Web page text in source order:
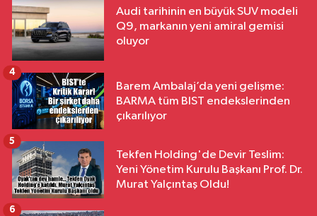
Audi tarihinin en büyük SUV modeli
Q9, markanın yeni amiral gemisi
oluyor
Barem Ambalaj’da yeni gelişme:
BARMA tüm BIST endekslerinden
çıkarılıyor
4
Tekfen Holding'de Devir Teslim:
Yeni Yönetim Kurulu Başkanı Prof. Dr.
Murat Yalçıntaş Oldu!
5
6